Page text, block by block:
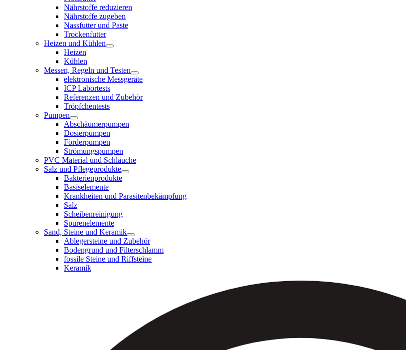
Nährstoffe reduzieren
Nährstoffe zugeben
Nassfutter und Paste
Trockenfutter
Heizen und Kühlen
Heizen
Kühlen
Messen, Regeln und Testen
elektronische Messgeräte
ICP Labortests
Referenzen und Zubehör
Tröpfchentests
Pumpen
Abschäumerpumpen
Dosierpumpen
Förderpumpen
Strömungspumpen
PVC Material und Schläuche
Salz und Pflegeprodukte
Bakterienprodukte
Basiselemente
Krankheiten und Parasitenbekämpfung
Salz
Scheibenreinigung
Spurenelemente
Sand, Steine und Keramik
Ablegersteine und Zubehör
Bodengrund und Filterschlamm
fossile Steine und Riffsteine
Keramik